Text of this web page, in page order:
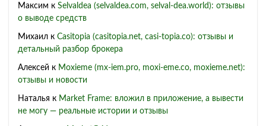
Максим к Selvaldea (selvaldea.com, selval-dea.world): отзывы
о выводе средств
Михаил к Casitopia (casitopia.net, casi-topia.co): отзывы и
детальный разбор брокера
Алексей к Moxieme (mx-iem.pro, moxi-eme.co, moxieme.net):
отзывы и новости
Наталья к Market Frame: вложил в приложение, а вывести
не могу — реальные истории и отзывы